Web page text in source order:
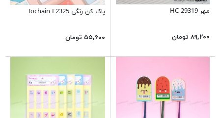
مهر HC-29319
۸۹,۲۰۰ تومان
پاک کن رنگی Tochain E2325
۵۵,۶۰۰ تومان